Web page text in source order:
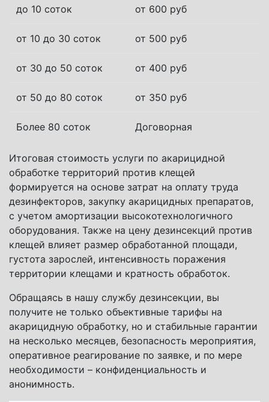
до 10 соток от 600 руб
от 10 до 30 соток от 500 руб
от 30 до 50 соток от 400 руб
от 50 до 80 соток от 350 руб
Более 80 соток Договорная
Итоговая стоимость услуги по акарицидной
обработке территорий против клещей
формируется на основе затрат на оплату труда
дезинфекторов, закупку акарицидных препаратов,
с учетом амортизации высокотехнологичного
оборудования. Также на цену дезинсекций против
клещей влияет размер обработанной площади,
густота зарослей, интенсивность поражения
территории клещами и кратность обработок.
Обращаясь в нашу службу дезинсекции, вы
получите не только объективные тарифы на
акарицидную обработку, но и стабильные гарантии
на несколько месяцев, безопасность мероприятия,
оперативное реагирование по заявке, и по мере
необходимости – конфиденциальность и
анонимность.